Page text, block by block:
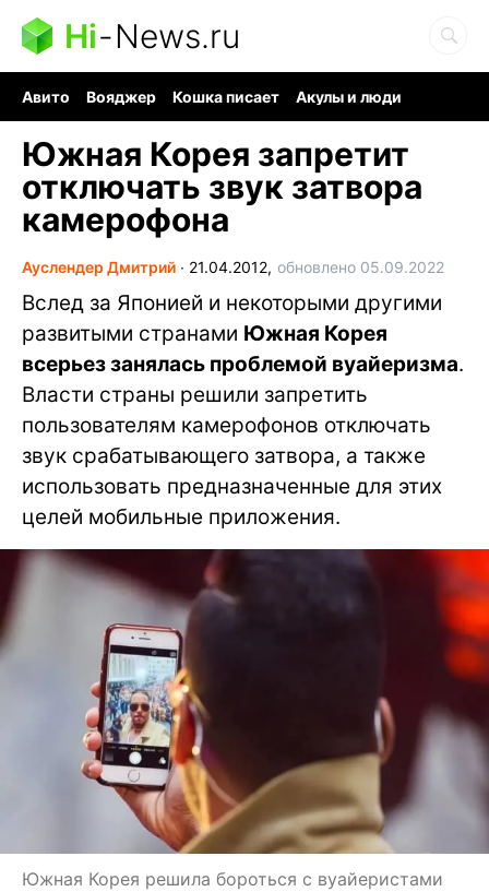
Hi-News.ru
Авито Вояджер Кошка писает
Акулы и люди
Южная Корея запретит
отключать звук затвора
камерофона
Ауслендер Дмитрий ∙ 21.04.2012, обновлено 05.09.2022
Вслед за Японией и некоторыми другими
развитыми странами Южная Корея
всерьез занялась проблемой вуайеризма.
Власти страны решили запретить
пользователям камерофонов отключать
звук срабатывающего затвора, а также
использовать предназначенные для этих
целей мобильные приложения.
Южная Корея решила бороться с вуайеристами